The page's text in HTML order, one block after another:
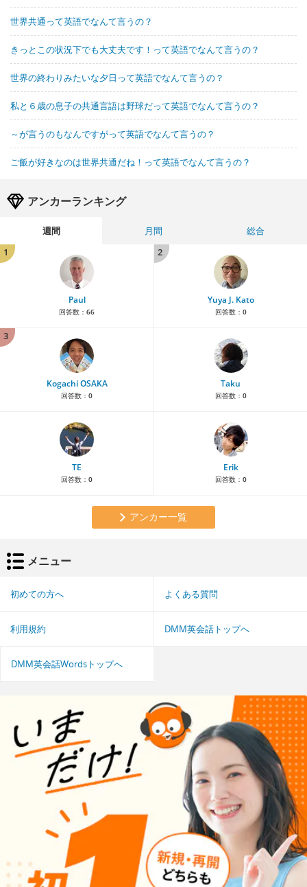
世界共通って英語でなんて言うの？
きっとこの状況下でも大丈夫です！って英語でなんて言うの？
世界の終わりみたいな夕日って英語でなんて言うの？
私と６歳の息子の共通言語は野球だって英語でなんて言うの？
～が言うのもなんですがって英語でなんて言うの？
ご飯が好きなのは世界共通だね！って英語でなんて言うの？
アンカーランキング
週間 月間
総合
1
Paul
回答数： 66
2
Yuya J. Kato
回答数： 0
3
Kogachi OSAKA
回答数： 0
Taku
回答数： 0
TE
回答数： 0
Erik
回答数： 0
アンカー一覧
メニュー
初めての方へ よくある質問
利用規約 DMM英会話トップへ
DMM英会話Wordsトップへ